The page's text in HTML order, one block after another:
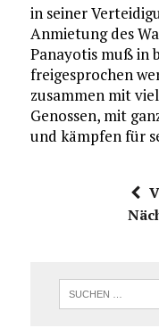
in seiner
Anmietung des
Panayotis muß in
freigesprochen
zusammen mit
Genossen, mit
und kämpfen für